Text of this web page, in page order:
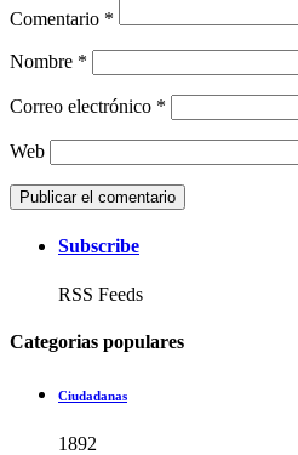
Comentario *
Nombre *
Correo electrónico *
Web
Subscribe
RSS Feeds
Categorias populares
Ciudadanas
1892